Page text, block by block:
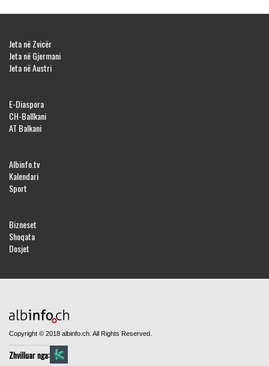
Jeta në Zvicër
Jeta në Gjermani
Jeta në Austri
E-Diaspora
CH-Ballkani
AT Balkani
Albinfo.tv
Kalendari
Sport
Bizneset
Shoqata
Dosjet
Copyright © 2018 albinfo.ch. All Rights Reserved.
Zhvilluar nga: